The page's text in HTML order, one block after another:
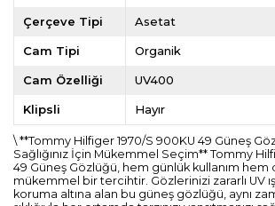
Çerçeve Tipi Asetat
Cam Tipi Organik
Cam Özelliği UV400
Klipsli Hayır
\ **Tommy Hilfiger 1970/S 900KU 49 Güneş
Sağlığınız İçin Mükemmel Seçim** Tommy
49 Güneş Gözlüğü, hem günlük kullanım hem
mükemmel bir tercihtir. Gözlerinizi zararlı UV
koruma altına alan bu güneş gözlüğü, aynı